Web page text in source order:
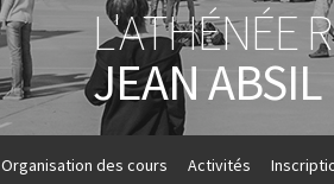
L'ATHÉNÉE
JEAN ABSIL
Organisation des cours Activités